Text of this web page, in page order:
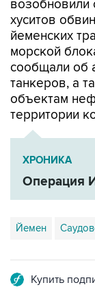
возобновили
хуситов
йеменских
морской
сообщали об
танкеров, а
объектам
территории
ХРОНИКА
Операция
Йемен
Купить